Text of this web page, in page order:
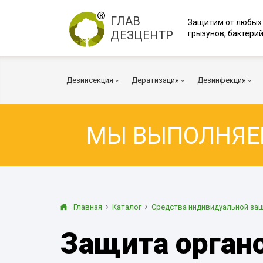
ГЛАВ
ДЕЗЦЕНТР
Защитим от любых
грызунов,
Дезинсекция
Тараканы
Осы
Дератизация
Мыши
Дезинфекция
Коронавирус
Транспорт
МЫ
Главная Каталог Средства индивидуальной
Защита